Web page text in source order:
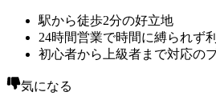
駅から徒歩2分の好立地
24時間営業で時間に縛られず
初心者から上級者まで対応の
気になる